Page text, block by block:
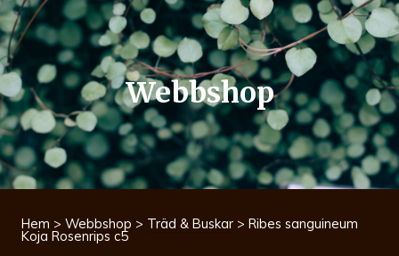
Webbshop
Hem > Webbshop > Träd & Buskar > Ribes sanguineum
Koja Rosenrips c5